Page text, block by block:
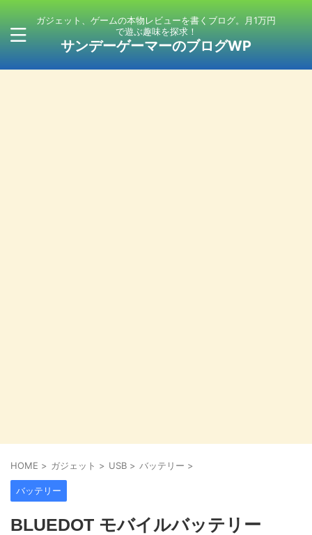
ガジェット、ゲームの本物レビューを書くブログ。月1万円
で遊ぶ趣味を探求！
サンデーゲーマーのブログWP
HOME > ガジェット > USB > バッテリー >
バッテリー
BLUEDOT モバイルバッテリー